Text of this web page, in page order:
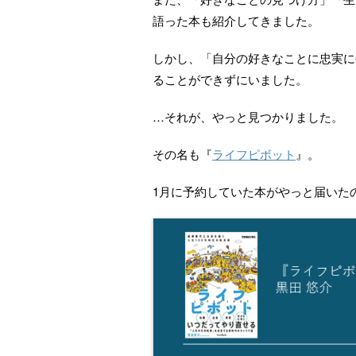
語った本も紹介してきました。
しかし、「自分の好きなことに忠実
ることができずにいました。
…それが、やっと見つかりました。
その名も『ライフピボット 』。
1月に予約していた本がやっと届い